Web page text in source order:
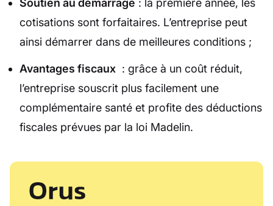
Soutien au démarrage : la première année, les
cotisations sont forfaitaires. L’entreprise peut
ainsi démarrer dans de meilleures conditions ;
Avantages fiscaux : grâce à un coût réduit,
l’entreprise souscrit plus facilement une
complémentaire santé et profite des déductions
fiscales prévues par la loi Madelin.